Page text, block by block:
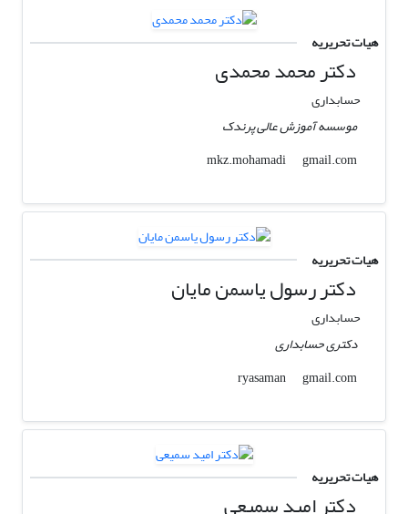
هیات تحریریه
دکتر محمد محمدی
حسابداری
موسسه آموزش عالی پرندک
mkz.mohamadi
gmail.com
هیات تحریریه
دکتر رسول یاسمن مایان
حسابداری
دکتری حسابداری
ryasaman
gmail.com
هیات تحریریه
دکتر امید سمیعی